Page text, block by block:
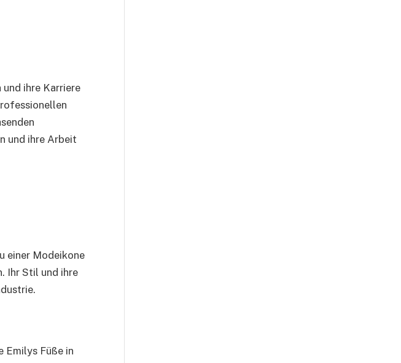
ihre Karriere
und ihre Arbeit
einer Modeikone
Ihr Stil und ihre
Emilys Füße in